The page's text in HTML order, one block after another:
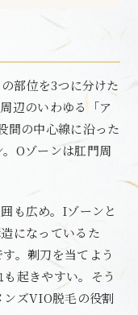
部位を3つに分けた
辺のいわゆる「ア
間の中心線に沿った
Oゾーンは肛門周
も広め。Iゾーンと
になっているた
。剃刀を当てよう
起きやすい。そう
ンズVIO脱毛の役割